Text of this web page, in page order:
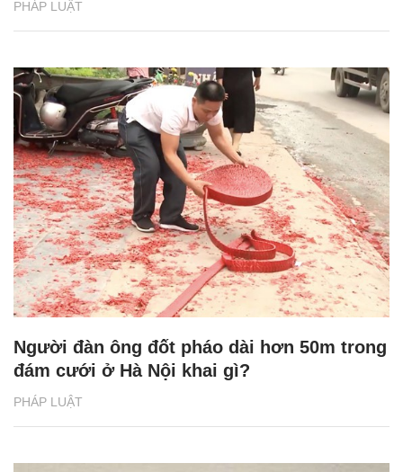
PHÁP LUẬT
PHÁP LUẬT
Người đàn ông đốt pháo dài hơn 50m trong
đám cưới ở Hà Nội khai gì?